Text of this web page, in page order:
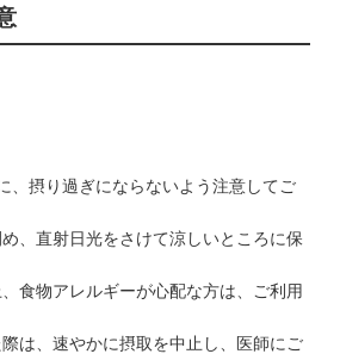
、摂り過ぎにならないよう注意してご
、直射日光をさけて涼しいところに保
食物アレルギーが心配な方は、ご利用
際は、速やかに摂取を中止し、医師にご